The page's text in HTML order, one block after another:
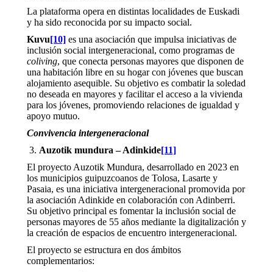
La plataforma opera en distintas localidades de Euskadi
y ha sido reconocida por su impacto social.
Kuvu[10] es una asociación que impulsa iniciativas de
inclusión social intergeneracional, como programas de
coliving, que conecta personas mayores que disponen de
una habitación libre en su hogar con jóvenes que buscan
alojamiento asequible. Su objetivo es combatir la soledad
no deseada en mayores y facilitar el acceso a la vivienda
para los jóvenes, promoviendo relaciones de igualdad y
apoyo mutuo.
Convivencia intergeneracional
Auzotik mundura – Adinkide[11]
El proyecto Auzotik Mundura, desarrollado en 2023 en
los municipios guipuzcoanos de Tolosa, Lasarte y
Pasaia, es una iniciativa intergeneracional promovida por
la asociación Adinkide en colaboración con Adinberri.
Su objetivo principal es fomentar la inclusión social de
personas mayores de 55 años mediante la digitalización y
la creación de espacios de encuentro intergeneracional.
El proyecto se estructura en dos ámbitos
complementarios: